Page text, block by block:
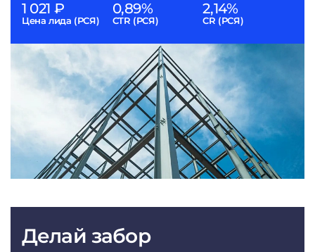
1 021 ₽
Цена лида (РСЯ)
0,89%
CTR (РСЯ)
2,14%
CR (РСЯ)
Делай забор